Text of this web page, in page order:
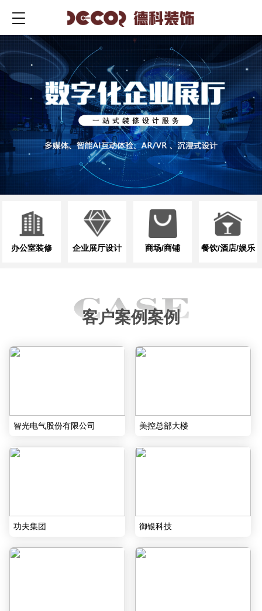
办公室装修 企业展厅设计 商场/商铺 餐饮/酒店/娱乐
客户案例案例
智光电气股份有限公司 美控总部大楼
功夫集团 御银科技